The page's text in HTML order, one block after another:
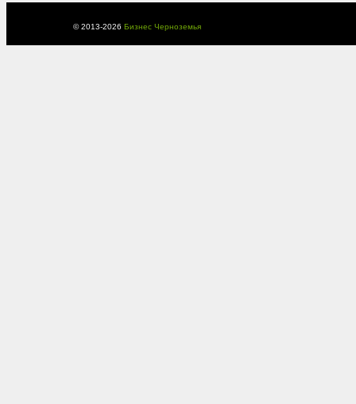
© 2013-2026 Бизнес Черноземья